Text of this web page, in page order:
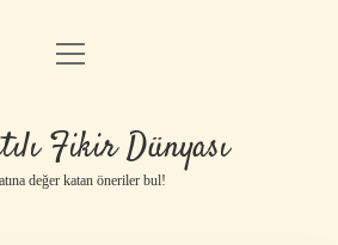
Anasayfa
Yasal Uyarı
menüyü
Fikir Dünyası
değer katan öneriler bul!